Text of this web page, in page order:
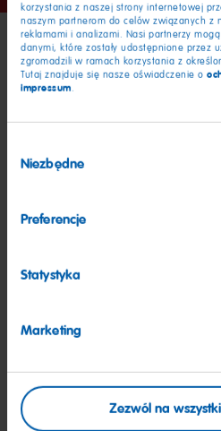
korzystania z naszej strony internetowej
naszym partnerom do celów związanych z
reklamami i analizami. Nasi partnerzy
danymi, które zostały udostępnione przez
zgromadzili w ramach korzystania z
Tutaj znajduje się nasze oświadczenie o
impressum.
zgody
Niezbędne
Preferencje
Statystyka
Marketing
Zezwól na
slajdu
1
2
3
Lukier zamienia ciasto w gładkie,
Inne pomysły